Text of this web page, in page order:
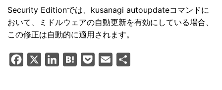
Security Editionでは、kusanagi autoupdateコマンドに
おいて、ミドルウェアの自動更新を有効にしている場合、
この修正は自動的に適用されます。